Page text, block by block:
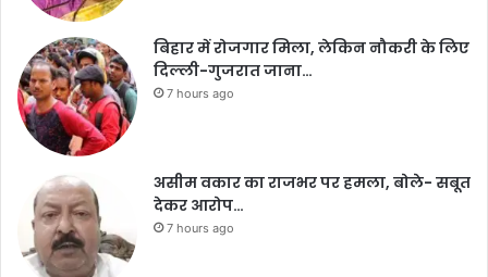
बिहार में रोजगार मिला, लेकिन नौकरी के लिए
दिल्ली-गुजरात जाना…
7 hours ago
असीम वकार का राजभर पर हमला, बोले- सबूत
देकर आरोप…
7 hours ago